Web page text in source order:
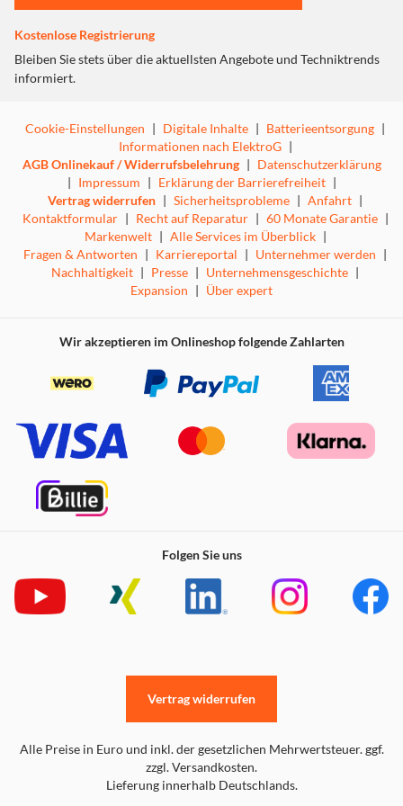
Für ein immersives Gaming-Erlebnis
Dank 19 Beleuchtungszonen wird jede Seite hell
ausgeleuchtet, um dir Gaming-Immersion in einer völlig
neuen Dimension zu bieten, vor allem wenn Ereignisse im
Optimierte Oberflächenbeschichtung
Für schnelle und kontrollierte Spielstile
Entwickelt und getestet von E-Sport-Athleten vom Team
Razer, damit du genau den Bewegungswiderstand hast,
den du für die absolute Kontrolle des Spielgeschehens
Ultra dünn mit rutschfester Unterseite
Für sicheres, ungehindertes Gameplay
Das Razer Firefly V2 ist nur 3 mm dünn, so dass dein
rutschfeste gummierte Unterseite das Mauspad selbst in
der Hitze des Gefechts an Ort und Stelle hält.
Kostenlose Registrierung
Bleiben Sie stets über die aktuellsten Angebote und Techniktrends
informiert.
Cookie-Einstellungen | Digitale Inhalte | Batterieentsorgung |
Informationen nach ElektroG |
AGB Onlinekauf / Widerrufsbelehrung | Datenschutzerklärung
| Impressum | Erklärung der Barrierefreiheit |
Vertrag widerrufen | Sicherheitsprobleme | Anfahrt |
Kontaktformular | Recht auf Reparatur | 60 Monate Garantie |
Markenwelt | Alle Services im Überblick |
Fragen & Antworten | Karriereportal | Unternehmer werden |
Nachhaltigkeit | Presse | Unternehmensgeschichte |
Expansion | Über expert
Wir akzeptieren im Onlineshop folgende Zahlarten
Folgen Sie uns
Alle Preise in Euro und inkl. der gesetzlichen Mehrwertsteuer. ggf.
zzgl. Versandkosten.
Lieferung innerhalb Deutschlands.
Vertrag widerrufen